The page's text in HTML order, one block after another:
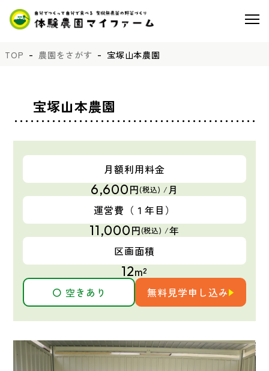
TOP 農園をさがす 宝塚山本農園
宝塚山本農園
月額利用料金
6,600円(税込) /月
運営費 （１年目）
11,000円(税込) /年
区画面積
12m²
〇 空きあり 無料見学申し込み